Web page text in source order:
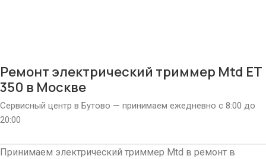
Ремонт электрический триммер Mtd ET
350 в Москве
Сервисный центр в Бутово — принимаем ежедневно с 8:00 до
20:00
Принимаем электрический триммер Mtd в ремонт в